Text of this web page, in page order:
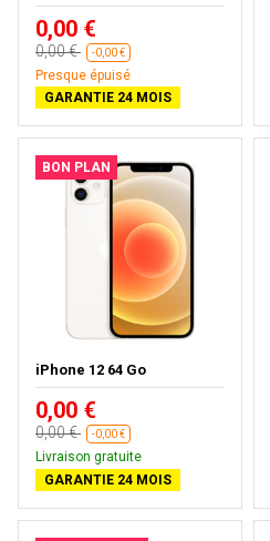
0,00 €
0,00 € -0,00 €
Presque épuisé
GARANTIE 24 MOIS
BON PLAN
iPhone 12 64 Go
0,00 €
0,00 € -0,00 €
Livraison gratuite
GARANTIE 24 MOIS